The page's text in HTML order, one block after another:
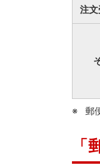
注
郵
「